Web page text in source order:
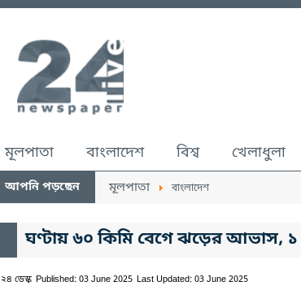
মূলপাতা বাংলাদেশ বিশ্ব খেলাধুলা
আপনি পড়ছেন মূলপাতা বাংলাদেশ
ঘণ্টায় ৬০ কিমি বেগে ঝড়ের আভাস, ১
২৪ ডেস্ক Published: 03 June 2025 Last Updated: 03 June 2025